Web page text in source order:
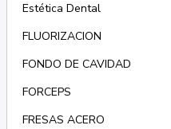
Estética Dental
FLUORIZACION
FONDO DE CAVIDAD
FORCEPS
FRESAS ACERO